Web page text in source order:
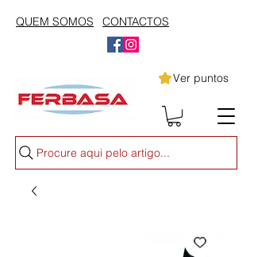
QUEM SOMOS CONTACTOS
Ver puntos
Procure aqui pelo artigo...